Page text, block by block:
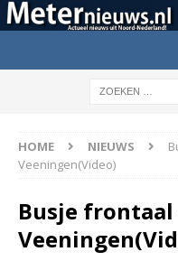
HOME NIEUWS
Veeningen(Video)
Busje frontaal